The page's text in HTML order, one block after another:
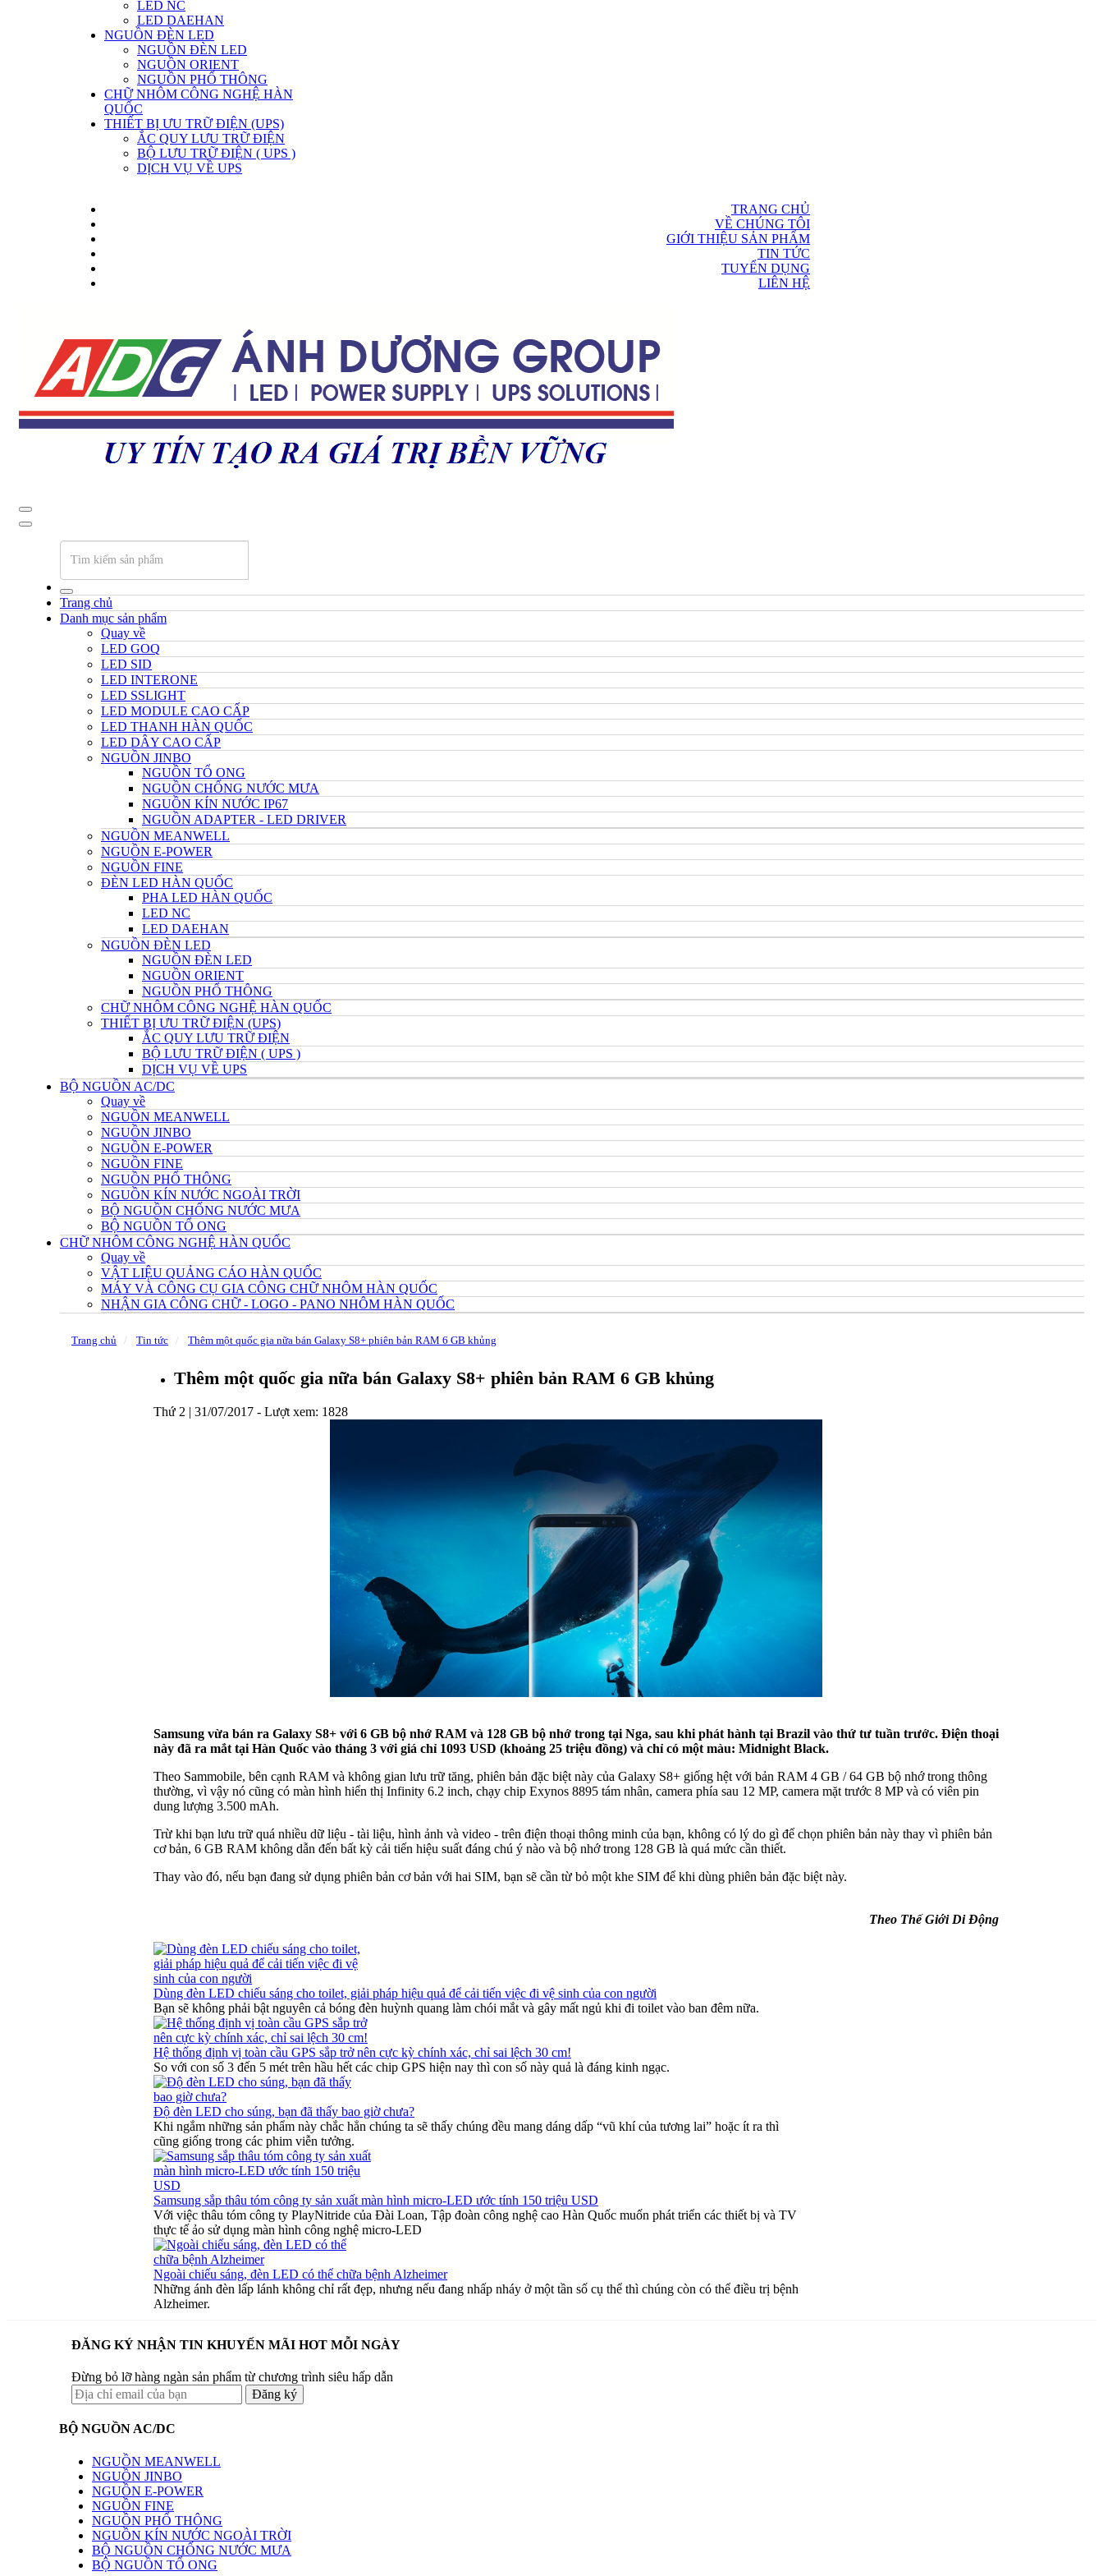
LED NC
LED DAEHAN
NGUỒN ĐÈN LED
NGUỒN ĐÈN LED
NGUỒN ORIENT
NGUỒN PHỔ THÔNG
CHỮ NHÔM CÔNG NGHỆ HÀN
QUỐC
THIẾT BỊ ƯU TRỮ ĐIỆN (UPS)
ẮC QUY LƯU TRỮ ĐIỆN
BỘ LƯU TRỮ ĐIỆN ( UPS )
DỊCH VỤ VỀ UPS
TRANG CHỦ
VỀ CHÚNG TÔI
GIỚI THIỆU SẢN PHẨM
TIN TỨC
TUYỂN DỤNG
LIÊN HỆ
Trang chủ
Danh mục sản phẩm
Quay về
LED GOQ
LED SID
LED INTERONE
LED SSLIGHT
LED MODULE CAO CẤP
LED THANH HÀN QUỐC
LED DÂY CAO CẤP
NGUỒN JINBO
NGUỒN TỔ ONG
NGUỒN CHỐNG NƯỚC MƯA
NGUỒN KÍN NƯỚC IP67
NGUỒN ADAPTER - LED DRIVER
NGUỒN MEANWELL
NGUỒN E-POWER
NGUỒN FINE
ĐÈN LED HÀN QUỐC
PHA LED HÀN QUỐC
LED NC
LED DAEHAN
NGUỒN ĐÈN LED
NGUỒN ĐÈN LED
NGUỒN ORIENT
NGUỒN PHỔ THÔNG
CHỮ NHÔM CÔNG NGHỆ HÀN QUỐC
THIẾT BỊ ƯU TRỮ ĐIỆN (UPS)
ẮC QUY LƯU TRỮ ĐIỆN
BỘ LƯU TRỮ ĐIỆN ( UPS )
DỊCH VỤ VỀ UPS
BỘ NGUỒN AC/DC
Quay về
NGUỒN MEANWELL
NGUỒN JINBO
NGUỒN E-POWER
NGUỒN FINE
NGUỒN PHỔ THÔNG
NGUỒN KÍN NƯỚC NGOÀI TRỜI
BỘ NGUỒN CHỐNG NƯỚC MƯA
BỘ NGUỒN TỔ ONG
CHỮ NHÔM CÔNG NGHỆ HÀN QUỐC
Quay về
VẬT LIỆU QUẢNG CÁO HÀN QUỐC
MÁY VÀ CÔNG CỤ GIA CÔNG CHỮ NHÔM HÀN QUỐC
NHẬN GIA CÔNG CHỮ - LOGO - PANO NHÔM HÀN QUỐC
Trang chủ Tin tức Thêm một quốc gia nữa bán Galaxy S8+ phiên bản RAM 6 GB khủng
Thêm một quốc gia nữa bán Galaxy S8+ phiên bản RAM 6 GB khủng
Thứ 2 | 31/07/2017 - Lượt xem: 1828
Samsung vừa bán ra Galaxy S8+ với 6 GB bộ nhớ RAM và 128 GB bộ nhớ trong tại Nga, sau khi phát hành tại Brazil vào thứ tư tuần trước. Điện thoại
này đã ra mắt tại Hàn Quốc vào tháng 3 với giá chỉ 1093 USD (khoảng 25 triệu đồng) và chỉ có một màu: Midnight Black.
Theo Sammobile, bên cạnh RAM và không gian lưu trữ tăng, phiên bản đặc biệt này của Galaxy S8+ giống hệt với bản RAM 4 GB / 64 GB bộ nhớ trong thông
thường, vì vậy nó cũng có màn hình hiển thị Infinity 6.2 inch, chạy chip Exynos 8895 tám nhân, camera phía sau 12 MP, camera mặt trước 8 MP và có viên pin
dung lượng 3.500 mAh.
Trừ khi bạn lưu trữ quá nhiều dữ liệu - tài liệu, hình ảnh và video - trên điện thoại thông minh của bạn, không có lý do gì để chọn phiên bản này thay vì phiên bản
cơ bản, 6 GB RAM không dẫn đến bất kỳ cải tiến hiệu suất đáng chú ý nào và bộ nhớ trong 128 GB là quá mức cần thiết.
Thay vào đó, nếu bạn đang sử dụng phiên bản cơ bản với hai SIM, bạn sẽ cần từ bỏ một khe SIM để khi dùng phiên bản đặc biệt này.
Theo Thế Giới Di Động
Dùng đèn LED chiếu sáng cho toilet, giải pháp hiệu quả để cải tiến việc đi vệ sinh của con người
Bạn sẽ không phải bật nguyên cả bóng đèn huỳnh quang làm chói mắt và gây mất ngủ khi đi toilet vào ban đêm nữa.
Hệ thống định vị toàn cầu GPS sắp trở nên cực kỳ chính xác, chỉ sai lệch 30 cm!
So với con số 3 đến 5 mét trên hầu hết các chip GPS hiện nay thì con số này quả là đáng kinh ngạc.
Độ đèn LED cho súng, bạn đã thấy bao giờ chưa?
Khi ngắm những sản phẩm này chắc hẳn chúng ta sẽ thấy chúng đều mang dáng dấp “vũ khí của tương lai” hoặc ít ra thì
cũng giống trong các phim viễn tưởng.
Samsung sắp thâu tóm công ty sản xuất màn hình micro-LED ước tính 150 triệu USD
Với việc thâu tóm công ty PlayNitride của Đài Loan, Tập đoàn công nghệ cao Hàn Quốc muốn phát triển các thiết bị và TV
thực tế ảo sử dụng màn hình công nghệ micro-LED
Ngoài chiếu sáng, đèn LED có thể chữa bệnh Alzheimer
Những ánh đèn lấp lánh không chỉ rất đẹp, nhưng nếu đang nhấp nháy ở một tần số cụ thể thì chúng còn có thể điều trị bệnh
Alzheimer.
ĐĂNG KÝ NHẬN TIN KHUYẾN MÃI HOT MỖI NGÀY
Đừng bỏ lỡ hàng ngàn sản phẩm từ chương trình siêu hấp dẫn
BỘ NGUỒN AC/DC
NGUỒN MEANWELL
NGUỒN JINBO
NGUỒN E-POWER
NGUỒN FINE
NGUỒN PHỔ THÔNG
NGUỒN KÍN NƯỚC NGOÀI TRỜI
BỘ NGUỒN CHỐNG NƯỚC MƯA
BỘ NGUỒN TỔ ONG